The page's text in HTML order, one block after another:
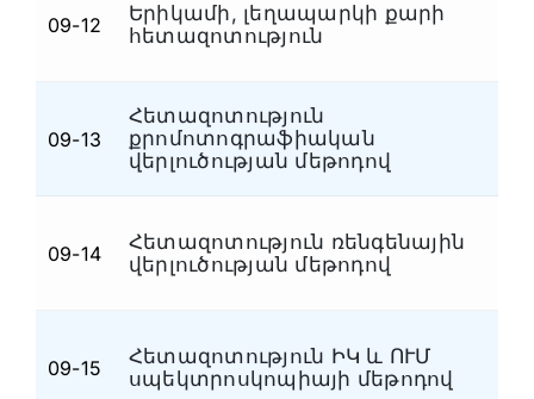
09-12
Երիկամի, լեղապարկի քարի
հետազոտություն
09-13
Հետազոտություն
քրոմոտոգրաֆիական
վերլուծության մեթոդով
09-14
Հետազոտություն ռենգենային
վերլուծության մեթոդով
09-15
Հետազոտություն ԻԿ և ՈՒՄ
սպեկտրոսկոպիայի մեթոդով